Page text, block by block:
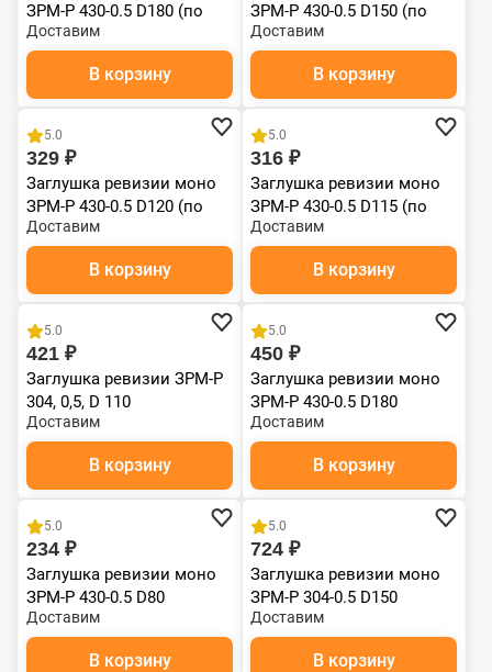
ЗРМ-Р 430-0.5 D180 (по
дыму)
Доставим
В корзину
ЗРМ-Р 430-0.5 D150 (по
дыму)
Доставим
В корзину
5.0
329 ₽
Заглушка ревизии моно
ЗРМ-Р 430-0.5 D120 (по
дыму)
Доставим
В корзину
5.0
316 ₽
Заглушка ревизии моно
ЗРМ-Р 430-0.5 D115 (по
дыму)
Доставим
В корзину
5.0
421 ₽
Заглушка ревизии ЗРМ-Р
304, 0,5, D 110
Доставим
В корзину
5.0
450 ₽
Заглушка ревизии моно
ЗРМ-Р 430-0.5 D180
Доставим
В корзину
5.0
234 ₽
Заглушка ревизии моно
ЗРМ-Р 430-0.5 D80
Доставим
В корзину
5.0
724 ₽
Заглушка ревизии моно
ЗРМ-Р 304-0.5 D150
Доставим
В корзину